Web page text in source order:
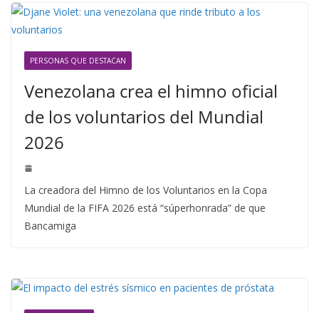
PERSONAS QUE DESTACAN
Venezolana crea el himno oficial
de los voluntarios del Mundial
2026
La creadora del Himno de los Voluntarios en la Copa
Mundial de la FIFA 2026 está “súperhonrada” de que
Bancamiga